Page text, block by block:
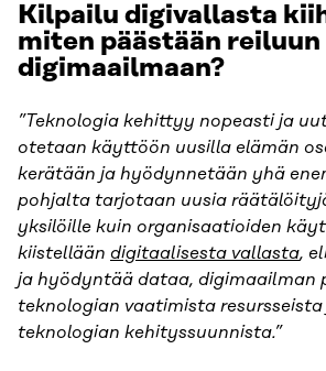
Kilpailu digivallasta
miten päästään reiluun
digimaailmaan?
”Teknologia kehittyy nopeasti ja
otetaan käyttöön uusilla elämän
kerätään ja hyödynnetään yhä
pohjalta tarjotaan uusia
yksilöille kuin organisaatioiden
kiistellään digitaalisesta vallasta,
ja hyödyntää dataa, digimaailman
teknologian vaatimista
teknologian kehityssuunnista.”